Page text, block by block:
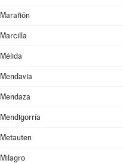
Marañón
Marcilla
Mélida
Mendavia
Mendaza
Mendigorría
Metauten
Milagro